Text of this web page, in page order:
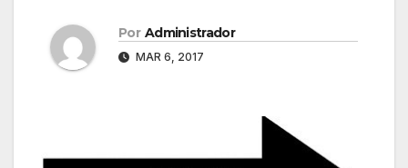
Por Administrador
MAR 6, 2017